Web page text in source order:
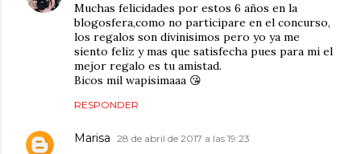
Muchas felicidades por estos 6 años en la
blogosfera,como no participare en el concurso,
los regalos son divinisimos pero yo ya me
siento feliz y mas que satisfecha pues para mi el
mejor regalo es tu amistad.
Bicos mil wapisimaaa 😘
RESPONDER
Marisa 28 de abril de 2017 a las 19:23